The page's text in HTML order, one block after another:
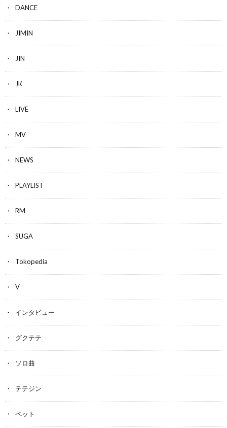
DANCE
JIMIN
JIN
JK
LIVE
MV
NEWS
PLAYLIST
RM
SUGA
Tokopedia
V
インタビュー
グクテテ
ソロ曲
テテジン
ペット